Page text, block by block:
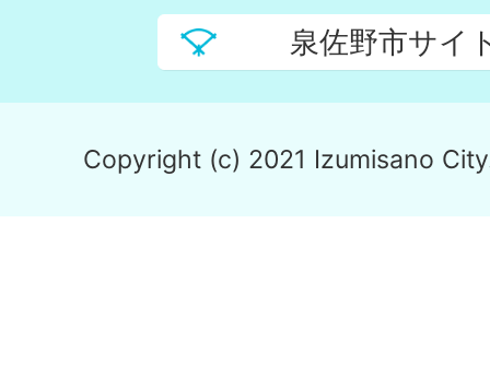
泉佐野市サイ
Copyright (c) 2021 Izumisano